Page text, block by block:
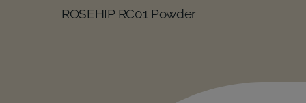
ROSEHIP RC01 Powder